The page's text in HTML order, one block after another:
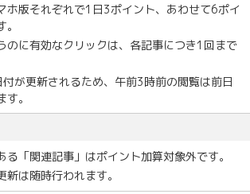
ホ版それぞれで1日3ポイント、あわせて6ポイ
のに有効なクリックは、各記事につき1回まで
が更新されるため、午前3時前の閲覧は前日
。
る「関連記事」はポイント加算対象外です。
新は随時行われます。